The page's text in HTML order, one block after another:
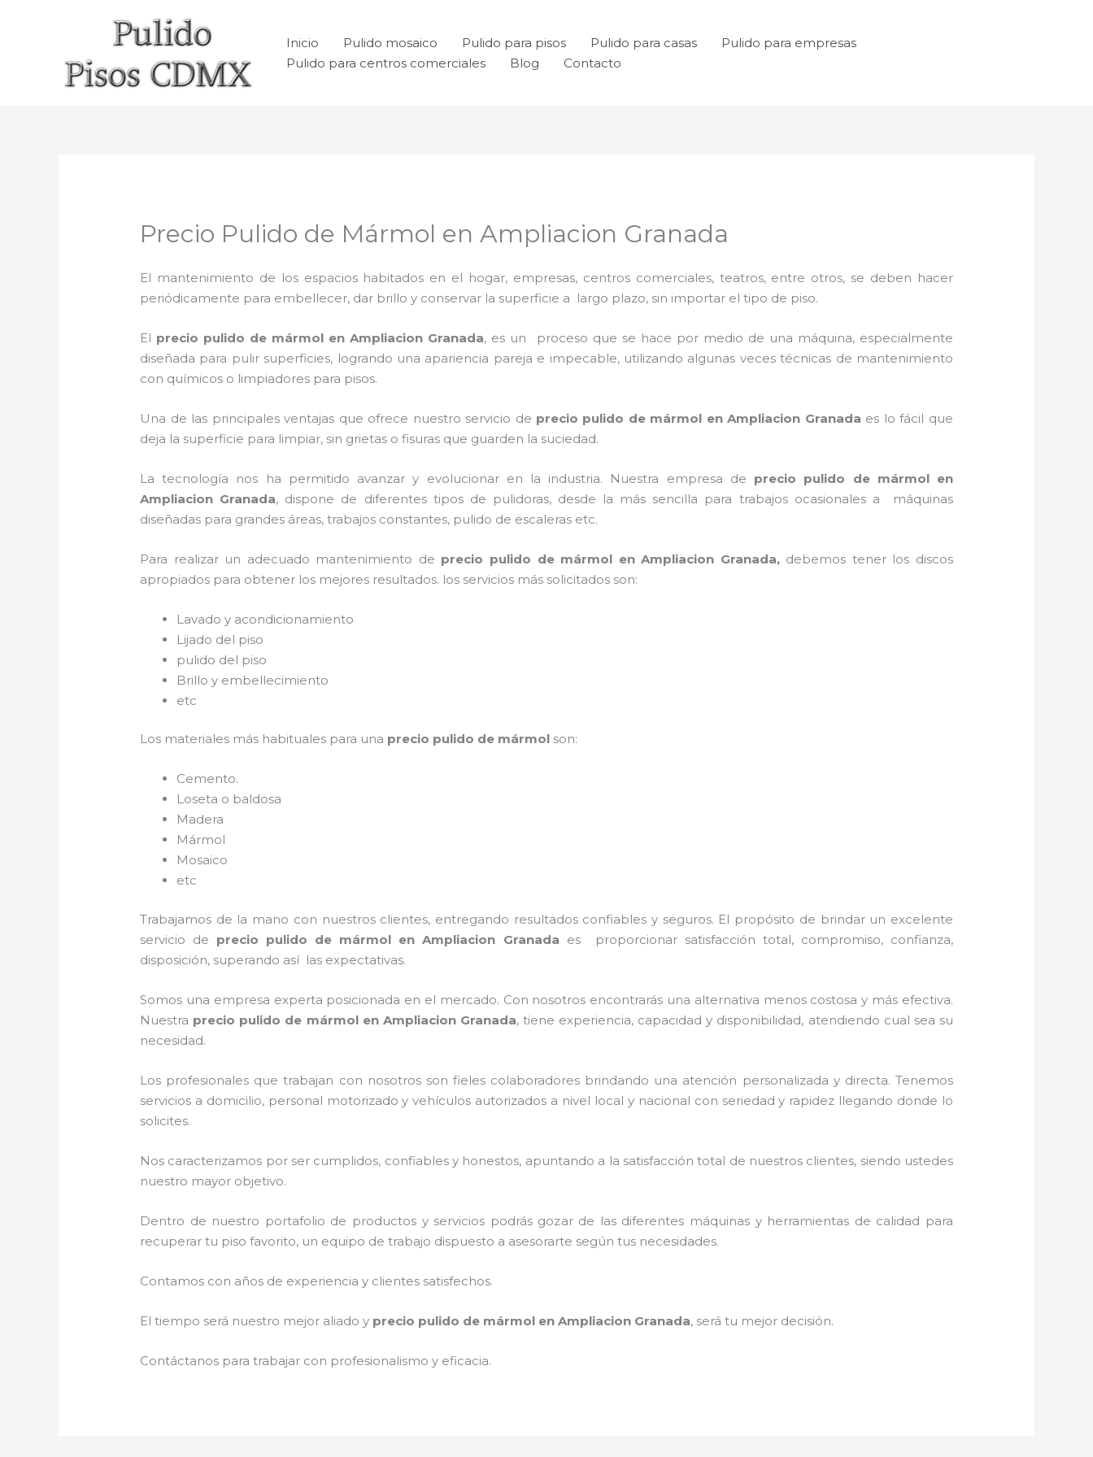
Inicio Pulido mosaico Pulido para pisos Pulido para casas
Pulido para empresas
Pulido para centros comerciales
Blog Contacto
Precio Pulido de Mármol en Ampliacion Granada
El mantenimiento de los espacios habitados en el hogar, empresas, centros comerciales, teatros, entre otros, se deben hacer
periódicamente para embellecer, dar brillo y conservar la superficie a largo plazo, sin importar el tipo de piso.
El precio pulido de mármol en Ampliacion Granada, es un proceso que se hace por medio de una máquina, especialmente
diseñada para pulir superficies, logrando una apariencia pareja e impecable, utilizando algunas veces técnicas de mantenimiento
con químicos o limpiadores para pisos.
Una de las principales ventajas que ofrece nuestro servicio de precio pulido de mármol en Ampliacion Granada es lo fácil que
deja la superficie para limpiar, sin grietas o fisuras que guarden la suciedad.
La tecnología nos ha permitido avanzar y evolucionar en la industria. Nuestra empresa de precio pulido de mármolen
Ampliacion Granada, dispone de diferentes tipos de pulidoras, desde la más sencilla para trabajos ocasionales a máquinas
diseñadas para grandes áreas, trabajos constantes, pulido de escaleras etc.
Para realizar un adecuado mantenimiento de precio pulido de mármol en Ampliacion Granada, debemos tener los discos
apropiados para obtener los mejores resultados. los servicios más solicitados son:
Lavado y acondicionamiento
Lijado del piso
pulido del piso
Brillo y embellecimiento
etc
Los materiales más habituales para una precio pulido de mármol son:
Cemento.
Loseta o baldosa
Madera
Mármol
Mosaico
etc
Trabajamos de la mano con nuestros clientes, entregando resultados confiables y seguros. El propósito de brindar un excelente
servicio de precio pulido de mármol en Ampliacion Granada es proporcionar satisfacción total, compromiso, confianza,
disposición, superando así las expectativas.
Somos una empresa experta posicionada en el mercado. Con nosotros encontrarás una alternativa menos costosa y más efectiva.
Nuestra precio pulido de mármolen Ampliacion Granada, tiene experiencia, capacidad y disponibilidad, atendiendo cual sea su
necesidad.
Los profesionales que trabajan con nosotros son fieles colaboradores brindando una atención personalizada y directa. Tenemos
servicios a domicilio, personal motorizado y vehículos autorizados a nivel local y nacional con seriedad y rapidez llegando donde lo
solicites.
Nos caracterizamos por ser cumplidos, confiables y honestos, apuntando a la satisfacción total de nuestros clientes, siendo ustedes
nuestro mayor objetivo.
Dentro de nuestro portafolio de productos y servicios podrás gozar de las diferentes máquinas y herramientas de calidad para
recuperar tu piso favorito, un equipo de trabajo dispuesto a asesorarte según tus necesidades.
Contamos con años de experiencia y clientes satisfechos.
El tiempo será nuestro mejor aliado y precio pulido de mármol en Ampliacion Granada, será tu mejor decisión.
Contáctanos para trabajar con profesionalismo y eficacia.